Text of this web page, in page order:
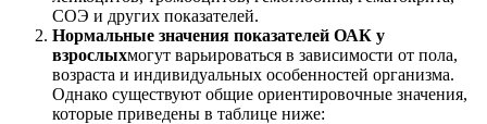
СОЭ и других показателей.
Нормальные значения показателей ОАК у
взрослыхмогут варьироваться в зависимости от пола,
возраста и индивидуальных особенностей организма.
Однако существуют общие ориентировочные значения,
которые приведены в таблице ниже: